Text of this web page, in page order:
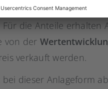
denn die Anteile an
die Anteile erhalten
von der
verkauft werden.
bei dieser Anlageform